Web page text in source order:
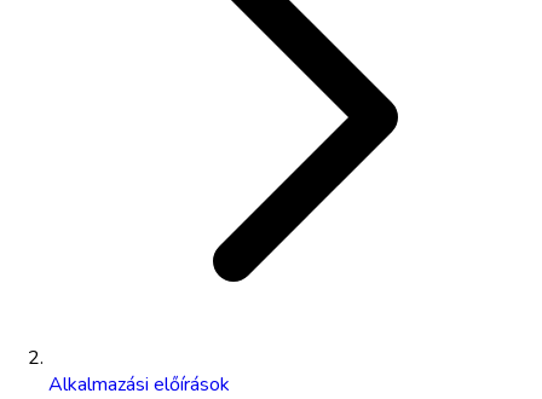
Alkalmazási előírások